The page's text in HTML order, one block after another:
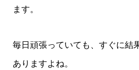
ます。
毎日頑張っていても、すぐに結
ありますよね。